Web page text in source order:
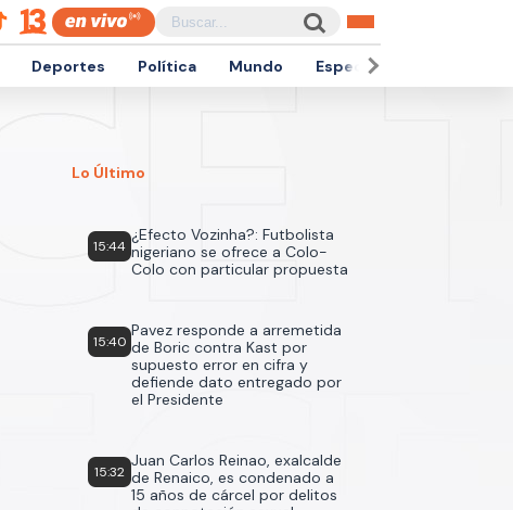
Deportes Política Mundo Espectáculos
Lo Último
15:44
¿Efecto Vozinha?: Futbolista
nigeriano se ofrece a Colo-
Colo con particular propuesta
15:40
Pavez responde a arremetida
de Boric contra Kast por
supuesto error en cifra y
defiende dato entregado por
el Presidente
15:32
Juan Carlos Reinao, exalcalde
de Renaico, es condenado a
15 años de cárcel por delitos